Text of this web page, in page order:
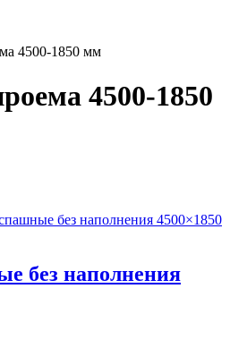
4500-1850 мм
4500-1850
без наполнения